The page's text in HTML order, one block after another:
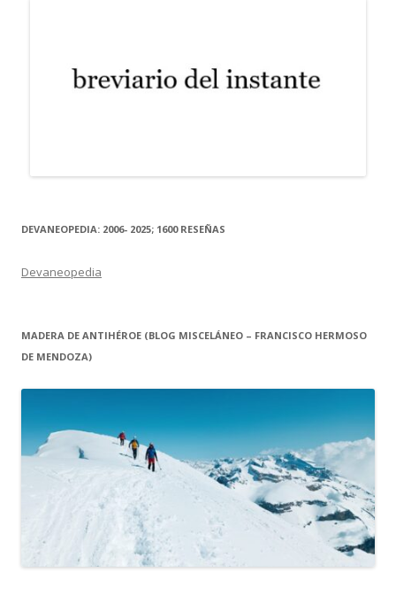
DEVANEOPEDIA: 2006- 2025; 1600 RESEÑAS
Devaneopedia
MADERA DE ANTIHÉROE (BLOG MISCELÁNEO – FRANCISCO HERMOSO
DE MENDOZA)